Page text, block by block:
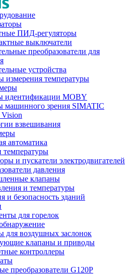
ПИД-регуляторы
выключатели
преобразователи для
устройства
измерения температуры
идентификации MOBY
машинного зрения SIMATIC
Vision
взвешивания
автоматика
температуры
и пускатели электродвигателей
давления
клапаны
и температуры
и безопасность зданий
для горелок
для воздушных заслонок
клапаны и приводы
контроллеры
преобразователи G120P